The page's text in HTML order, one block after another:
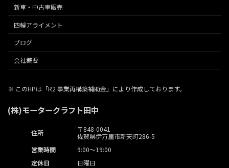
新車・中古車販売
四輪アライメント
ブログ
会社概要
※ このHPは「R2 事業再構築補助金」により作成しております。
(株)モータークラフト田中
住所
〒848-0041
佐賀県伊万里市新天町286-5
営業時間
9:00～19:00
定休日
日曜日